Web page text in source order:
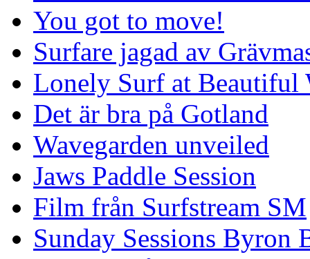
You got to move!
Surfare jagad av
Lonely Surf at Beautiful
Det är bra på Gotland
Wavegarden unveiled
Jaws Paddle Session
Film från Surfstream SM
Sunday Sessions Byron